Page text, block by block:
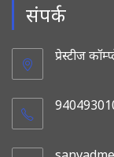
संपर्क
प्रेस्टीज